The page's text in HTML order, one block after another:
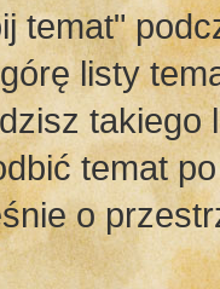
temat"
listy
takiego
temat
o